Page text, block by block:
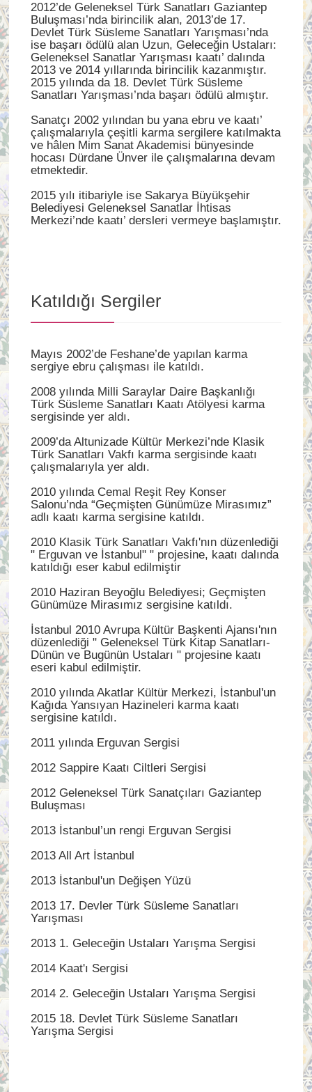
2012’de Geleneksel Türk Sanatları Gaziantep
Buluşması’nda birincilik alan, 2013’de 17.
Devlet Türk Süsleme Sanatları Yarışması’nda
ise başarı ödülü alan Uzun, Geleceğin Ustaları:
Geleneksel Sanatlar Yarışması kaatı’ dalında
2013 ve 2014 yıllarında birincilik kazanmıştır.
2015 yılında da 18. Devlet Türk Süsleme
Sanatları Yarışması’nda başarı ödülü almıştır.
Sanatçı 2002 yılından bu yana ebru ve kaatı’
çalışmalarıyla çeşitli karma sergilere katılmakta
ve hâlen Mim Sanat Akademisi bünyesinde
hocası Dürdane Ünver ile çalışmalarına devam
etmektedir.
2015 yılı itibariyle ise Sakarya Büyükşehir
Belediyesi Geleneksel Sanatlar İhtisas
Merkezi’nde kaatı’ dersleri vermeye başlamıştır.
Katıldığı Sergiler
Mayıs 2002’de Feshane’de yapılan karma
sergiye ebru çalışması ile katıldı.
2008 yılında Milli Saraylar Daire Başkanlığı
Türk Süsleme Sanatları Kaatı Atölyesi karma
sergisinde yer aldı.
2009’da Altunizade Kültür Merkezi’nde Klasik
Türk Sanatları Vakfı karma sergisinde kaatı
çalışmalarıyla yer aldı.
2010 yılında Cemal Reşit Rey Konser
Salonu’nda “Geçmişten Günümüze Mirasımız”
adlı kaatı karma sergisine katıldı.
2010 Klasik Türk Sanatları Vakfı'nın düzenlediği
" Erguvan ve İstanbul" " projesine, kaatı dalında
katıldığı eser kabul edilmiştir
2010 Haziran Beyoğlu Belediyesi; Geçmişten
Günümüze Mirasımız sergisine katıldı.
İstanbul 2010 Avrupa Kültür Başkenti Ajansı'nın
düzenlediği " Geleneksel Türk Kitap Sanatları-
Dünün ve Bugünün Ustaları " projesine kaatı
eseri kabul edilmiştir.
2010 yılında Akatlar Kültür Merkezi, İstanbul'un
Kağıda Yansıyan Hazineleri karma kaatı
sergisine katıldı.
2011 yılında Erguvan Sergisi
2012 Sappire Kaatı Ciltleri Sergisi
2012 Geleneksel Türk Sanatçıları Gaziantep
Buluşması
2013 İstanbul’un rengi Erguvan Sergisi
2013 All Art İstanbul
2013 İstanbul'un Değişen Yüzü
2013 17. Devler Türk Süsleme Sanatları
Yarışması
2013 1. Geleceğin Ustaları Yarışma Sergisi
2014 Kaat'ı Sergisi
2014 2. Geleceğin Ustaları Yarışma Sergisi
2015 18. Devlet Türk Süsleme Sanatları
Yarışma Sergisi